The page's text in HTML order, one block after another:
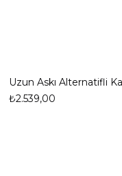
₺2.539,00